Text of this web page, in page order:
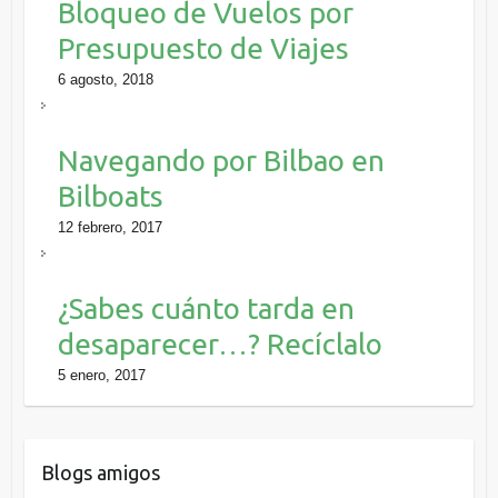
Bloqueo de Vuelos por
Presupuesto de Viajes
6 agosto, 2018
Navegando por Bilbao en
Bilboats
12 febrero, 2017
¿Sabes cuánto tarda en
desaparecer…? Recíclalo
5 enero, 2017
Blogs amigos